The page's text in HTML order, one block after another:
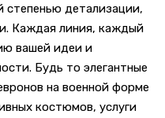
степенью детализации,
Каждая линия, каждый
вашей идеи и
Будь то элегантные
на военной форме
костюмов, услуги